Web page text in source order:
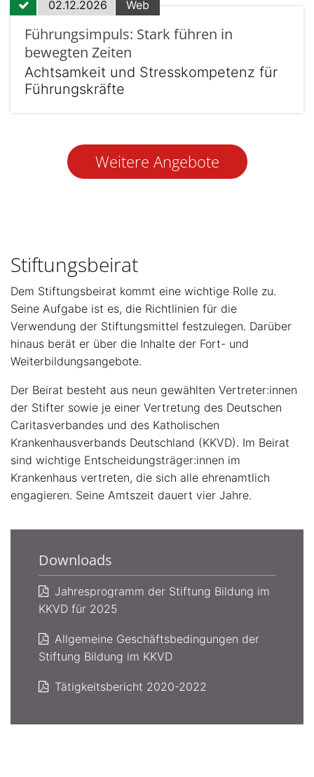
02.12.2026 Web
Führungsimpuls: Stark führen in
bewegten Zeiten
Achtsamkeit und Stresskompetenz für
Führungskräfte
Weitere Angebote
Stiftungsbeirat
Dem Stiftungsbeirat kommt eine wichtige Rolle zu.
Seine Aufgabe ist es, die Richtlinien für die
Verwendung der Stiftungsmittel festzulegen. Darüber
hinaus berät er über die Inhalte der Fort- und
Weiterbildungsangebote.
Der Beirat besteht aus neun gewählten Vertreter:innen
der Stifter sowie je einer Vertretung des Deutschen
Caritasverbandes und des Katholischen
Krankenhausverbands Deutschland (KKVD). Im Beirat
sind wichtige Entscheidungsträger:innen im
Krankenhaus vertreten, die sich alle ehrenamtlich
engagieren. Seine Amtszeit dauert vier Jahre.
Downloads
Jahresprogramm der Stiftung Bildung im
KKVD für 2025
Allgemeine Geschäftsbedingungen der
Stiftung Bildung im KKVD
Tätigkeitsbericht 2020-2022